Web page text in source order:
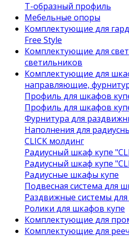
Т-образный профиль
Мебельные опоры
Комплектующие для
Free Style
Комплектующие для
светильников
Комплектующие для
направляющие,
Профиль для шкафов
Профиль для шкафов
Фурнитура для
Наполнения для
CLICK молдинг
Радиусный шкаф купе
Радиусный шкаф купе
Радиусные шкафы купе
Подвесная система для
Раздвижные системы
Ролики для шкафов купе
Комплектующие для
Комплектующие для